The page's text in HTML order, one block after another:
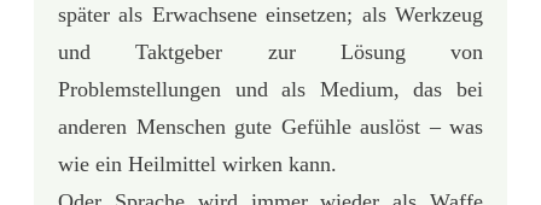
später als Erwachsene einsetzen; als Werkzeug
und Taktgeber zur Lösung von
Problemstellungen und als Medium, das bei
anderen Menschen gute Gefühle auslöst – was
wie ein Heilmittel wirken kann.